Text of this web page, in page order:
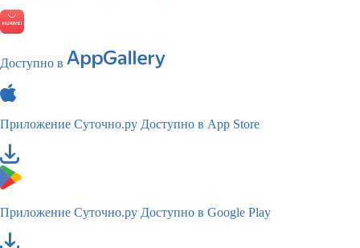
Доступно в
Приложение Суточно.ру Доступно в App Store
Приложение Суточно.ру Доступно в Google Play